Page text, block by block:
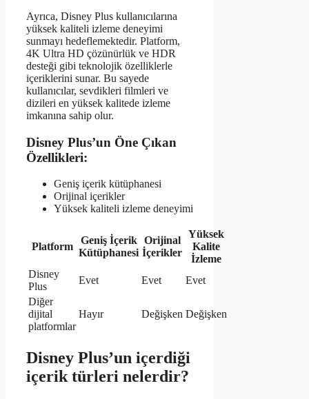
Ayrıca, Disney Plus kullanıcılarına
yüksek kaliteli izleme deneyimi
sunmayı hedeflemektedir. Platform,
4K Ultra HD çözünürlük ve HDR
desteği gibi teknolojik özelliklerle
içeriklerini sunar. Bu sayede
kullanıcılar, sevdikleri filmleri ve
dizileri en yüksek kalitede izleme
imkanına sahip olur.
Disney Plus’un Öne Çıkan
Özellikleri:
Geniş içerik kütüphanesi
Orijinal içerikler
Yüksek kaliteli izleme deneyimi
Platform
Geniş İçerik
Kütüphanesi
Orijinal
İçerikler
Yüksek
Kalite
İzleme
Disney
Plus
Evet Evet
Evet
Diğer
dijital
platformlar
Hayır Değişken Değişken
Disney Plus’un içerdiği
içerik türleri nelerdir?